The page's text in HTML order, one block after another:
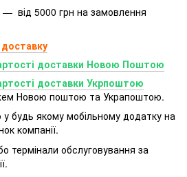
від 5000 грн на замовлення
доставку
доставки Новою Поштою
доставки Укрпоштою
Новою поштою та Украпоштою.
будь якому мобільному додатку на
компанії.
термінали обслуговування за